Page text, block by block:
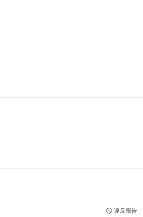
違反報告